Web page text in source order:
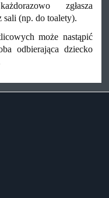
zgłasza
(np. do toalety).
może nastąpić
odbierająca dziecko